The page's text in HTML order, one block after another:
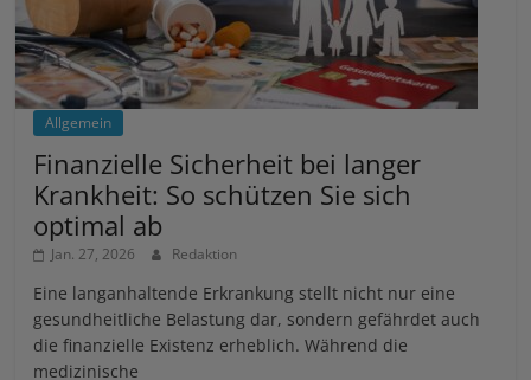
Allgemein
Finanzielle Sicherheit bei langer
Krankheit: So schützen Sie sich
optimal ab
Jan. 27, 2026 Redaktion
Eine langanhaltende Erkrankung stellt nicht nur eine
gesundheitliche Belastung dar, sondern gefährdet auch
die finanzielle Existenz erheblich. Während die
medizinische